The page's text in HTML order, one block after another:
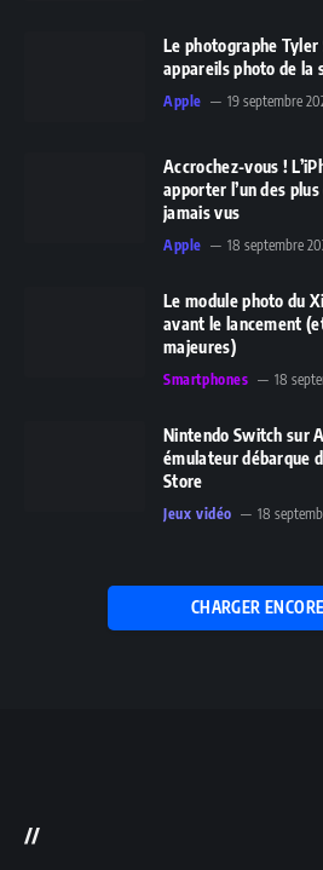
Le photographe
appareils photo de la
Apple 19 septembre
Accrochez-vous !
apporter l’un des
jamais vus
Apple 18 septembre
Le module photo du
avant le lancement
majeures)
Smartphones 18
Nintendo Switch sur
émulateur débarque
Store
Jeux vidéo 18
CHARGER ENCORE
//